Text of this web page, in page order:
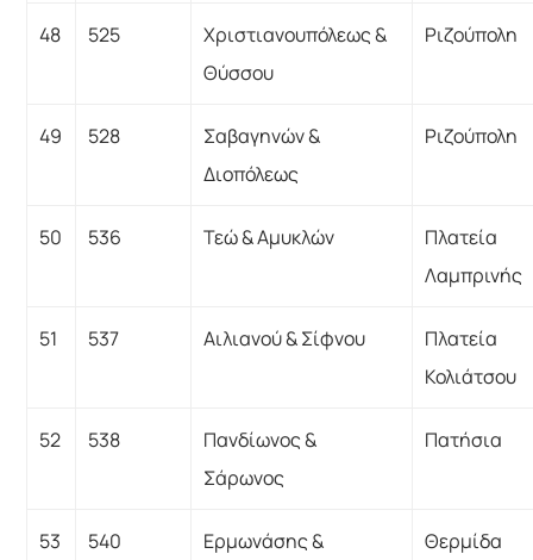
48 525
Χριστιανουπόλεως &
Θύσσου
Ριζούπολη
49 528
Σαβαγηνών &
Διοπόλεως
Ριζούπολη
50 536 Τεώ & Αμυκλών
Πλατεία
Λαμπρινής
51 537 Αιλιανού & Σίφνου
Πλατεία
Κολιάτσου
52 538
Πανδίωνος &
Σάρωνος
Πατήσια
53 540
Ερμωνάσης &
Θερμίδα